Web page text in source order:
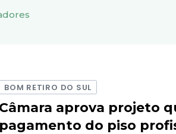
BOM RETIRO DO SUL
Câmara aprova projeto
pagamento do piso